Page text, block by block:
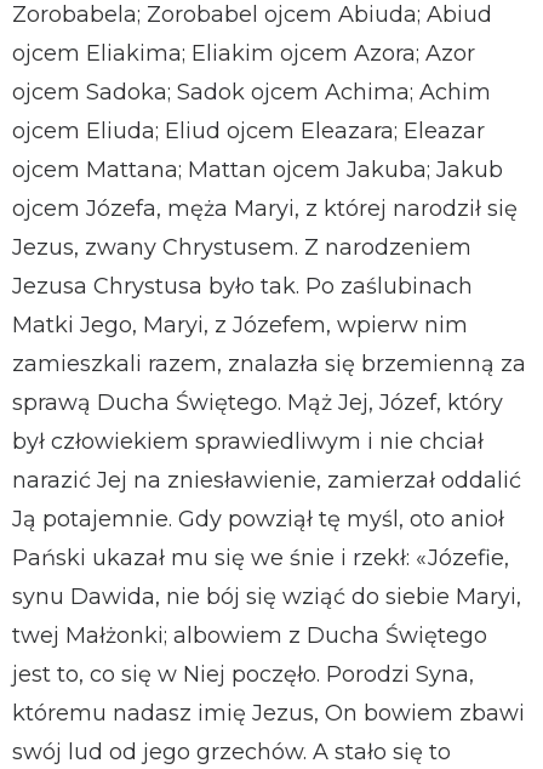
Zorobabela; Zorobabel ojcem Abiuda; Abiud
ojcem Eliakima; Eliakim ojcem Azora; Azor
ojcem Sadoka; Sadok ojcem Achima; Achim
ojcem Eliuda; Eliud ojcem Eleazara; Eleazar
ojcem Mattana; Mattan ojcem Jakuba; Jakub
ojcem Józefa, męża Maryi, z której narodził się
Jezus, zwany Chrystusem. Z narodzeniem
Jezusa Chrystusa było tak. Po zaślubinach
Matki Jego, Maryi, z Józefem, wpierw nim
zamieszkali razem, znalazła się brzemienną za
sprawą Ducha Świętego. Mąż Jej, Józef, który
był człowiekiem sprawiedliwym i nie chciał
narazić Jej na zniesławienie, zamierzał oddalić
Ją potajemnie. Gdy powziął tę myśl, oto anioł
Pański ukazał mu się we śnie i rzekł: «Józefie,
synu Dawida, nie bój się wziąć do siebie Maryi,
twej Małżonki; albowiem z Ducha Świętego
jest to, co się w Niej poczęło. Porodzi Syna,
któremu nadasz imię Jezus, On bowiem zbawi
swój lud od jego grzechów. A stało się to